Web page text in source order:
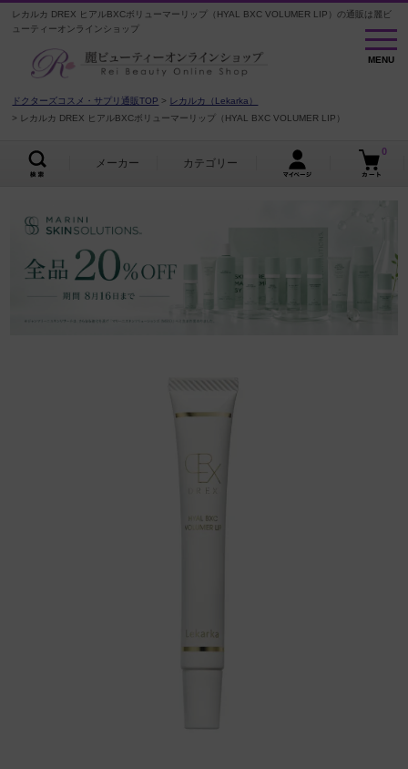
レカルカ DREX ヒアルBXCボリューマーリップ（HYAL BXC VOLUMER LIP）の通販は麗ビ
ューティーオンラインショップ
MENU
MENU
ドクターズコスメ・サプリ通販TOP
レカルカ（Lekarka）
レカルカ DREX ヒアルBXCボリューマーリップ（HYAL BXC VOLUMER LIP）
メーカー カテゴリー
0